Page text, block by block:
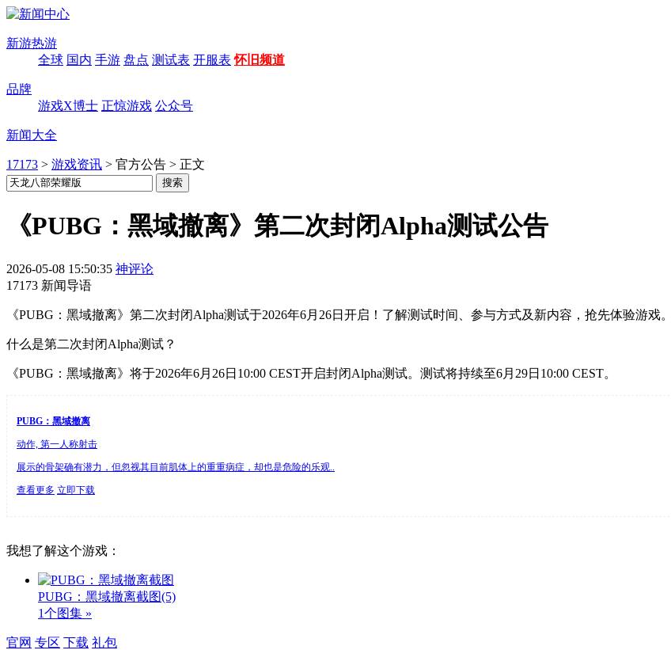
新游热游
全球 国内 手游 盘点 测试表 开服表 怀旧频道
品牌
游戏X博士 正惊游戏 公众号
新闻大全
17173 > 游戏资讯 > 官方公告 > 正文
《PUBG：黑域撤离》第二次封闭Alpha测试公告
2026-05-08 15:50:35 神评论
17173 新闻导语
《PUBG：黑域撤离》第二次封闭Alpha测试于2026年6月26日开启！了解测试时间、参与方式及新内容，抢先体验游戏。
什么是第二次封闭Alpha测试？
《PUBG：黑域撤离》将于2026年6月26日10:00 CEST开启封闭Alpha测试。测试将持续至6月29日10:00 CEST。
PUBG：黑域撤离
动作, 第一人称射击
展示的骨架确有潜力，但忽视其目前肌体上的重重病症，却也是危险的乐观..
查看更多 立即下载
我想了解这个游戏：
PUBG：黑域撤离截图(5)
1个图集 »
官网 专区 下载 礼包